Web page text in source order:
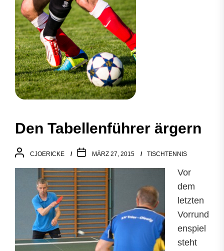
Den Tabellenführer ärgern
CJOERICKE MÄRZ 27, 2015 TISCHTENNIS
Vor
dem
letzten
Vorrund
enspiel
steht